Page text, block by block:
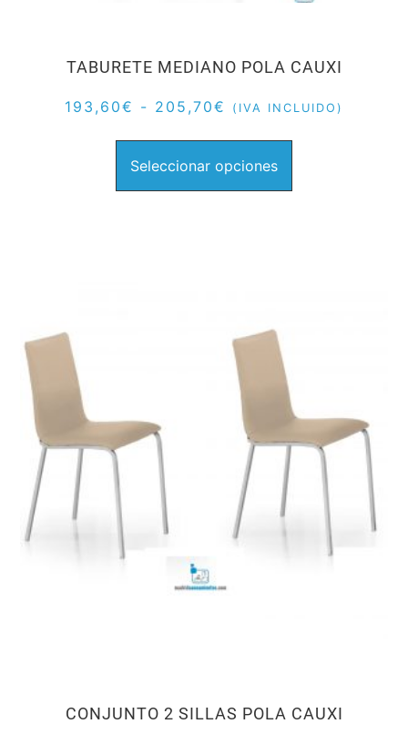
TABURETE MEDIANO POLA CAUXI
193,60€ - 205,70€ (IVA INCLUIDO)
Seleccionar opciones
CONJUNTO 2 SILLAS POLA CAUXI